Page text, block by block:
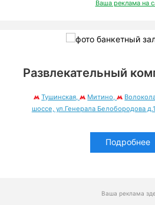
Ваша реклама на
Развлекательный
Тушинская, Митино,
шоссе, ул.Генерала Белобородова
Подробнее
Ваша реклама